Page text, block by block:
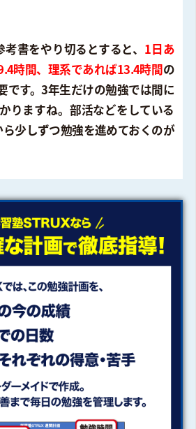
書をやり切るとすると、 1日あ
時間、理系であれば13.4時間の
です。3年生だけの勉強では間に
りますね。部活などをしている
少しずつ勉強を進めておくのが